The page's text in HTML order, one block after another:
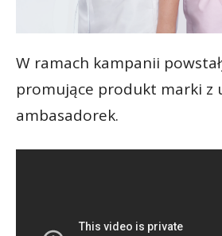
W ramach kampanii
promujące produkt marki z
ambasadorek.